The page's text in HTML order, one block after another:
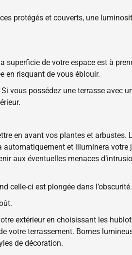
protégés et couverts, une
de votre espace est à
en risquant de vous éblouir.
vous possédez une terrasse avec
en avant vos plantes et arbustes.
automatiquement et illuminera
aux éventuelles menaces
celle-ci est plongée dans l’obscurité.
extérieur en choisissant les
votre terrassement. Bornes
de décoration.